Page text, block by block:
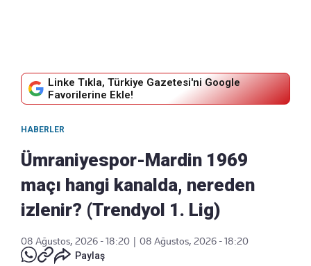
Linke Tıkla, Türkiye Gazetesi'ni Google
Favorilerine Ekle!
HABERLER
Ümraniyespor-Mardin 1969
maçı hangi kanalda, nereden
izlenir? (Trendyol 1. Lig)
08 Ağustos, 2026 - 18:20
08 Ağustos, 2026 - 18:20
Paylaş